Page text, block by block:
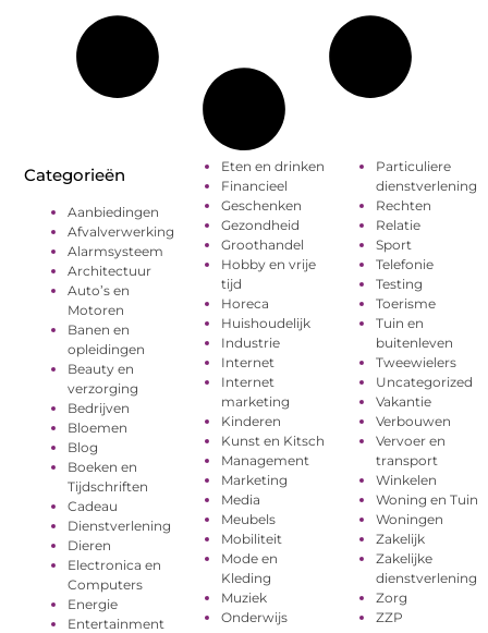
Categorieën
Aanbiedingen
Afvalverwerking
Alarmsysteem
Architectuur
Auto’s en
Motoren
Banen en
opleidingen
Beauty en
verzorging
Bedrijven
Bloemen
Blog
Boeken en
Tijdschriften
Cadeau
Dienstverlening
Dieren
Electronica en
Computers
Energie
Entertainment
Eten en drinken
Financieel
Geschenken
Gezondheid
Groothandel
Hobby en vrije
tijd
Horeca
Huishoudelijk
Industrie
Internet
Internet
marketing
Kinderen
Kunst en Kitsch
Management
Marketing
Media
Meubels
Mobiliteit
Mode en
Kleding
Muziek
Onderwijs
Particuliere
dienstverlening
Rechten
Relatie
Sport
Telefonie
Testing
Toerisme
Tuin en
buitenleven
Tweewielers
Uncategorized
Vakantie
Verbouwen
Vervoer en
transport
Winkelen
Woning en Tuin
Woningen
Zakelijk
Zakelijke
dienstverlening
Zorg
ZZP